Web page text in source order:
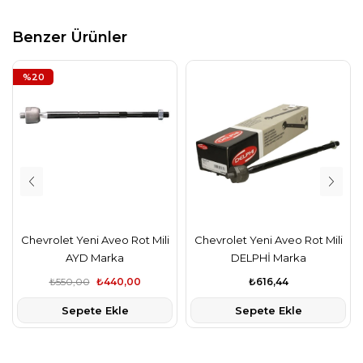
Benzer Ürünler
Chevrolet Yeni Aveo Rot Mili
AYD Marka
₺440,00
₺550,00
Sepete Ekle
%20
Chevrolet Yeni Aveo Rot Mili
DELPHİ Marka
₺616,44
Sepete Ekle